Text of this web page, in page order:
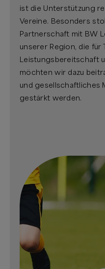
ist die Unterstützung
Vereine. Besonders
Partnerschaft mit BW
unserer Region, die für
Leistungsbereitschaft
möchten wir dazu
und gesellschaftliches
gestärkt werden.